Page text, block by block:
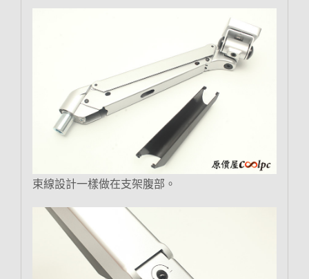
束線設計一樣做在支架腹部。